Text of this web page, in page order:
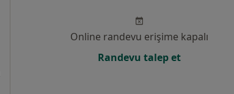
Online randevu erişime kapalı
Randevu talep et